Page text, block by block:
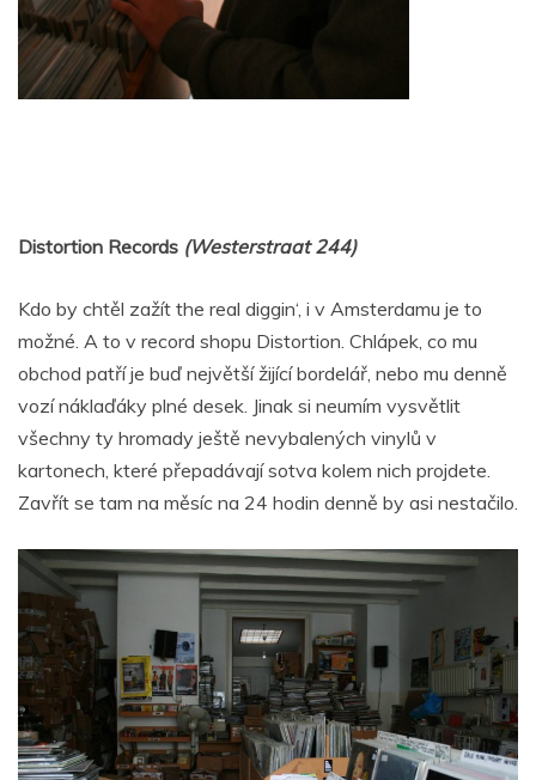
Distortion Records (Westerstraat 244)
Kdo by chtěl zažít the real diggin‘, i v Amsterdamu je to
možné. A to v record shopu Distortion. Chlápek, co mu
obchod patří je buď největší žijící bordelář, nebo mu denně
vozí náklaďáky plné desek. Jinak si neumím vysvětlit
všechny ty hromady ještě nevybalených vinylů v
kartonech, které přepadávají sotva kolem nich projdete.
Zavřít se tam na měsíc na 24 hodin denně by asi nestačilo.